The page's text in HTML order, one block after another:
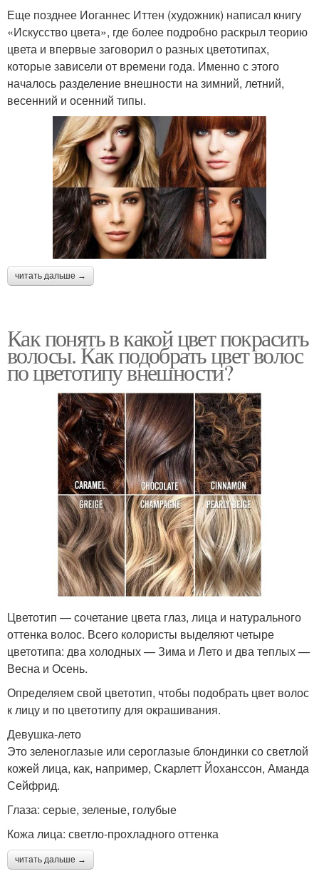
Еще позднее Иоганнес Иттен (художник) написал книгу
«Искусство цвета», где более подробно раскрыл теорию
цвета и впервые заговорил о разных цветотипах,
которые зависели от времени года. Именно с этого
началось разделение внешности на зимний, летний,
весенний и осенний типы.
читать дальше →
Как понять в какой цвет покрасить
волосы. Как подобрать цвет волос
по цветотипу внешности?
Цветотип — сочетание цвета глаз, лица и натурального
оттенка волос. Всего колористы выделяют четыре
цветотипа: два холодных — Зима и Лето и два теплых —
Весна и Осень.
Определяем свой цветотип, чтобы подобрать цвет волос
к лицу и по цветотипу для окрашивания.
Девушка-лето
Это зеленоглазые или сероглазые блондинки со светлой
кожей лица, как, например, Скарлетт Йоханссон, Аманда
Сейфрид.
Глаза: серые, зеленые, голубые
Кожа лица: светло-прохладного оттенка
читать дальше →